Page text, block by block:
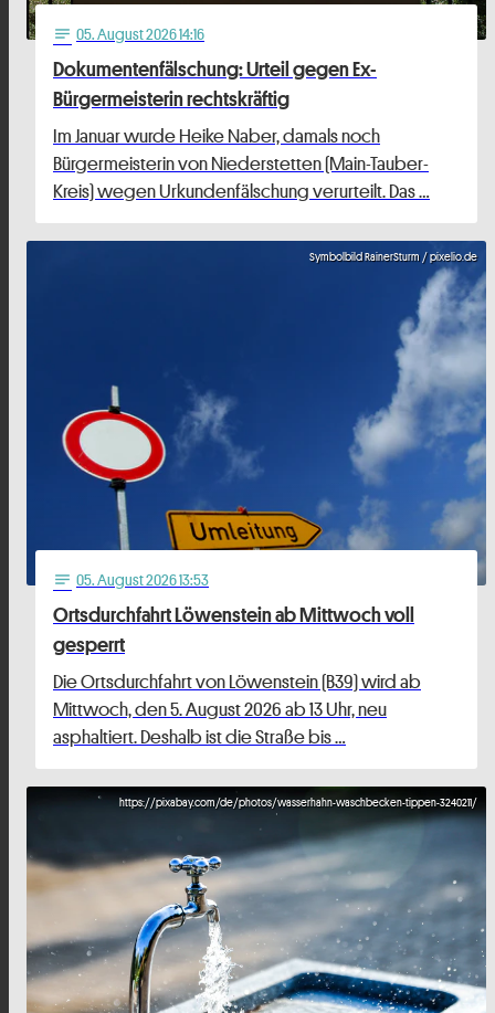
notes 05. August 2026 14:16
Dokumentenfälschung: Urteil gegen Ex-
Bürgermeisterin rechtskräftig
Im Januar wurde Heike Naber, damals noch
Bürgermeisterin von Niederstetten (Main-Tauber-
Kreis) wegen Urkundenfälschung verurteilt. Das …
Symbolbild RainerSturm / pixelio.de
notes 05. August 2026 13:53
Ortsdurchfahrt Löwenstein ab Mittwoch voll
gesperrt
Die Ortsdurchfahrt von Löwenstein (B39) wird ab
Mittwoch, den 5. August 2026 ab 13 Uhr, neu
asphaltiert. Deshalb ist die Straße bis …
https://pixabay.com/de/photos/wasserhahn-waschbecken-tippen-3240211/